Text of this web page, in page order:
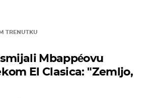
TRENUTKU
Mbappéovu
El Clasica: "Zemljo,